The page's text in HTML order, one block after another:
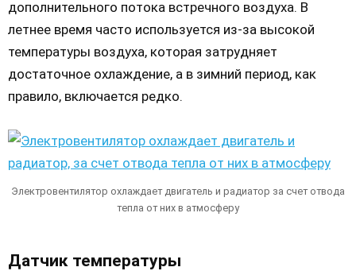
дополнительного потока встречного воздуха. В
летнее время часто используется из-за высокой
температуры воздуха, которая затрудняет
достаточное охлаждение, а в зимний период, как
правило, включается редко.
Электровентилятор охлаждает двигатель и радиатор за счет отвода
тепла от них в атмосферу
Датчик температуры